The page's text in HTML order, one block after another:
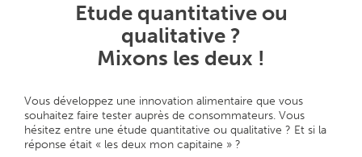
Etude quantitative ou
qualitative ?
Mixons les deux !
Vous développez une innovation alimentaire que vous
souhaitez faire tester auprès de consommateurs. Vous
hésitez entre une étude quantitative ou qualitative ? Et si la
réponse était « les deux mon capitaine » ?